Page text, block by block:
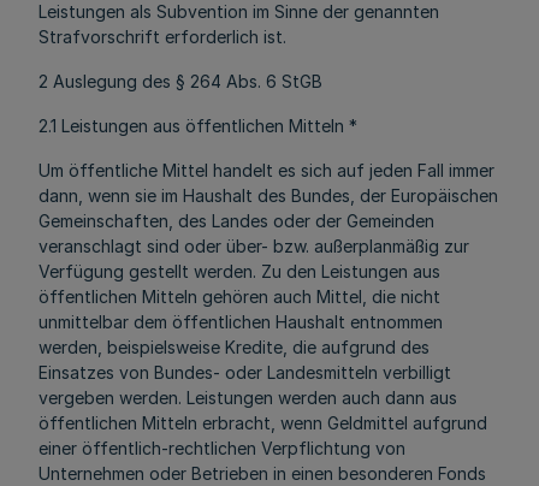
Leistungen als Subvention im Sinne der genannten
Strafvorschrift erforderlich ist.
2 Auslegung des § 264 Abs. 6 StGB
2.1 Leistungen aus öffentlichen Mitteln *
Um öffentliche Mittel handelt es sich auf jeden Fall immer
dann, wenn sie im Haushalt des Bundes, der Europäischen
Gemeinschaften, des Landes oder der Gemeinden
veranschlagt sind oder über- bzw. außerplanmäßig zur
Verfügung gestellt werden. Zu den Leistungen aus
öffentlichen Mitteln gehören auch Mittel, die nicht
unmittelbar dem öffentlichen Haushalt entnommen
werden, beispielsweise Kredite, die aufgrund des
Einsatzes von Bundes- oder Landesmitteln verbilligt
vergeben werden. Leistungen werden auch dann aus
öffentlichen Mitteln erbracht, wenn Geldmittel aufgrund
einer öffentlich-rechtlichen Verpflichtung von
Unternehmen oder Betrieben in einen besonderen Fonds